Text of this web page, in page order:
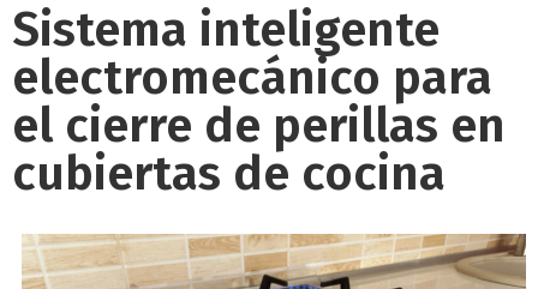
Sistema inteligente
electromecánico para
el cierre de perillas en
cubiertas de cocina